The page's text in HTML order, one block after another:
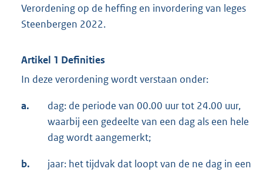
Verordening op de heffing en invordering van leges
Steenbergen 2022.
Artikel 1 Definities
In deze verordening wordt verstaan onder:
a.
dag: de periode van 00.00 uur tot 24.00 uur,
waarbij een gedeelte van een dag als een hele
dag wordt aangemerkt;
b.
jaar: het tijdvak dat loopt van de ne dag in een